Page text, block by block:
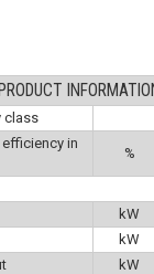
PRODUCT
class
in
%
kW
kW
kW